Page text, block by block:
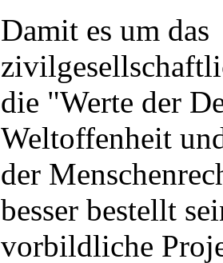
Damit es um das
die "Werte der
Weltoffenheit
der
besser bestellt
vorbildliche